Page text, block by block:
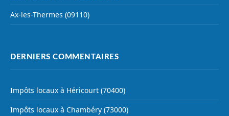
Ax-les-Thermes (09110)
DERNIERS COMMENTAIRES
Impôts locaux à Héricourt (70400)
Impôts locaux à Chambéry (73000)